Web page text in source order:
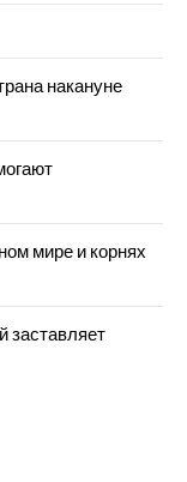
накануне
мире и корнях
заставляет